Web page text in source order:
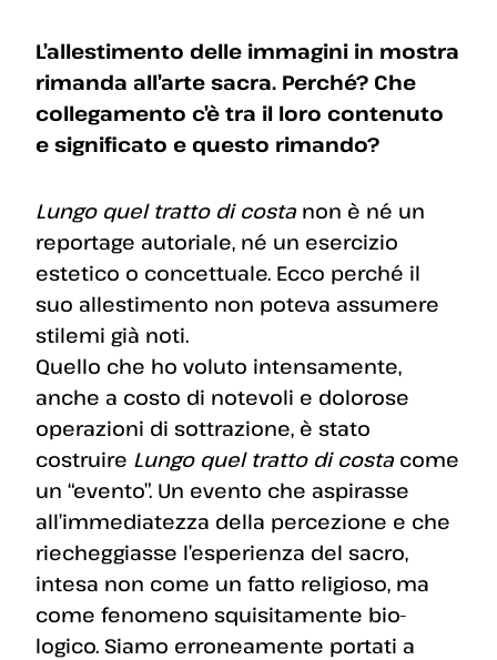
L’allestimento delle immagini in mostra
rimanda all’arte sacra. Perché? Che
collegamento c’è tra il loro contenuto
e significato e questo rimando?
Lungo quel tratto di costanon è né un
reportage autoriale, né un esercizio
estetico o concettuale. Ecco perché il
suo allestimento non poteva assumere
stilemi già noti.
Quello che ho voluto intensamente,
anche a costo di notevoli e dolorose
operazioni di sottrazione, è stato
costruire Lungo quel tratto di costacome
un “evento”. Un evento che aspirasse
all’immediatezza della percezione e che
riecheggiasse l’esperienza del sacro,
intesa non come un fatto religioso, ma
come fenomeno squisitamente bio-
logico. Siamo erroneamente portati a